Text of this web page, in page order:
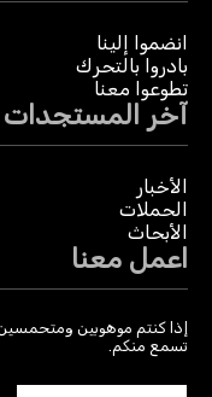
انضموا إلينا
بادروا بالتحرك
تطوعوا معنا
آخر المستجدات
الأخبار
الحملات
الأبحاث
اعمل معنا
إذا كنتم موهوبين ومتحمسين
تسمع منكم.